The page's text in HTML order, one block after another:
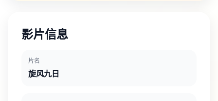
影片信息
片名
旋风九日